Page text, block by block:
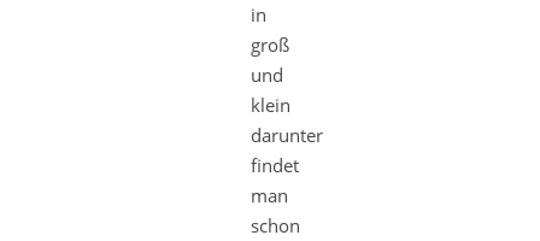
in
groß
und
klein
darunter
findet
man
schon